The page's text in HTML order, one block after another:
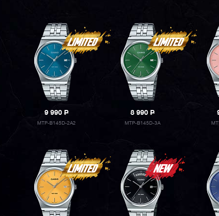
9 990P
MTP-B145D-2A2
8 990P
MTP-B145D-3A